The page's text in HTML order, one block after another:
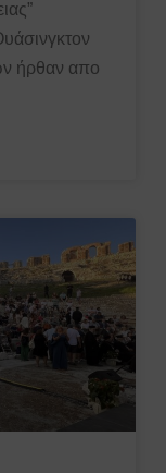
ήρθαν απο